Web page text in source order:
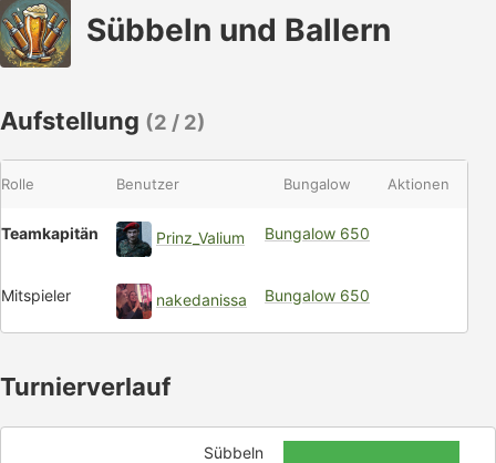
Sübbeln und Ballern
Aufstellung (2 / 2)
Rolle Benutzer Bungalow Aktionen
Teamkapitän Prinz_Valium Bungalow 650
Mitspieler nakedanissa Bungalow 650
Turnierverlauf
Sübbeln